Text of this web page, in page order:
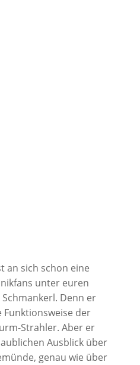
an sich schon eine
unter euren
Denn er
Funktionsweise der
Strahler. Aber er
Ausblick über
genau wie über